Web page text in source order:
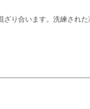
ざり合います。洗練された